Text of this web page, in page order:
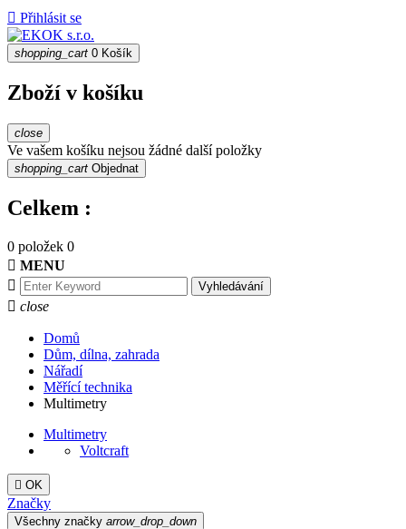
 Přihlásit se
shopping_cart 0 Košík
Zboží v košíku
close
Ve vašem košíku nejsou žádné další položky
shopping_cart Objednat
Celkem :
0 položek 0
 MENU

Vyhledávání
 close
Domů
Dům, dílna, zahrada
Nářadí
Měřící technika
Multimetry
Multimetry
Voltcraft
 OK
Značky
Všechny značky arrow_drop_down